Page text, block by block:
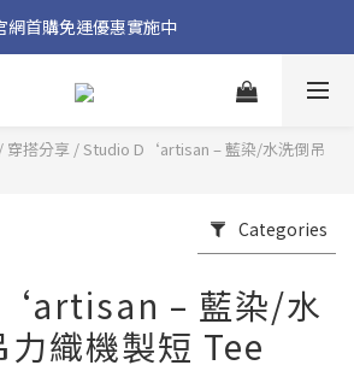
入官方 LINE 獲取隱藏好禮
網首購免運優惠實施中
入官方 LINE 獲取隱藏好禮
/ 穿搭分享 /Studio D‘artisan – 藍染/水洗倒吊
Categories
– 藍染/水
力織機製短 Tee